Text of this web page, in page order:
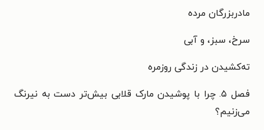
مادربزرگان مرده
سرخ، سبز، و آبی
ته‌کشیدن در زندگی روزمره
فصل ۵. چرا با پوشیدن مارک قلابی بیش‌تر دست به نیرنگ
می‌زنیم؟